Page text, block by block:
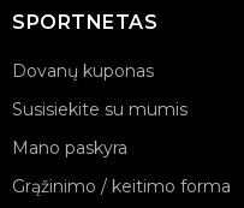
SPORTNETAS
Dovanų kuponas
Susisiekite su mumis
Mano paskyra
Grąžinimo / keitimo forma